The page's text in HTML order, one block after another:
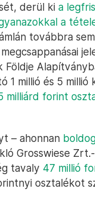
derül ki a
a
továbbra
Földje
1 millió és 5
milliárd forint
– ahonnan
Grosswiese
tavaly 47 millió
osztalékot